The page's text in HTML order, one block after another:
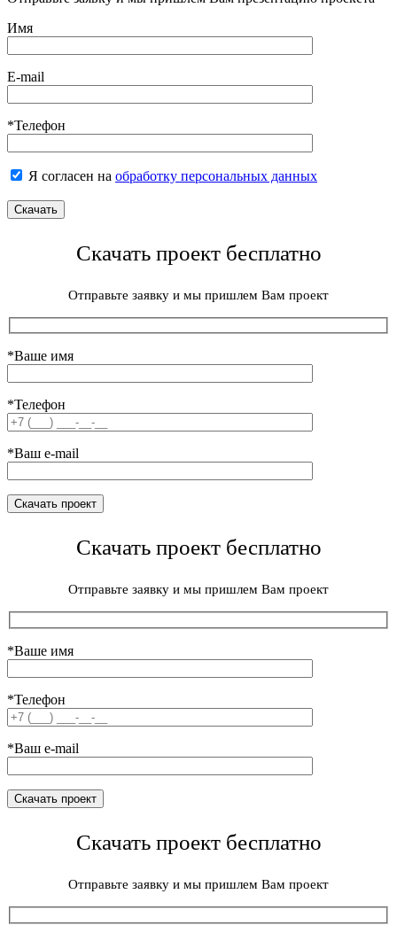
Имя
E-mail
*Телефон
Я согласен на обработку персональных данных
Скачать проект бесплатно
Отправьте заявку и мы пришлем Вам проект
*Ваше имя
*Телефон
*Ваш e-mail
Скачать проект бесплатно
Отправьте заявку и мы пришлем Вам проект
*Ваше имя
*Телефон
*Ваш e-mail
Скачать проект бесплатно
Отправьте заявку и мы пришлем Вам проект